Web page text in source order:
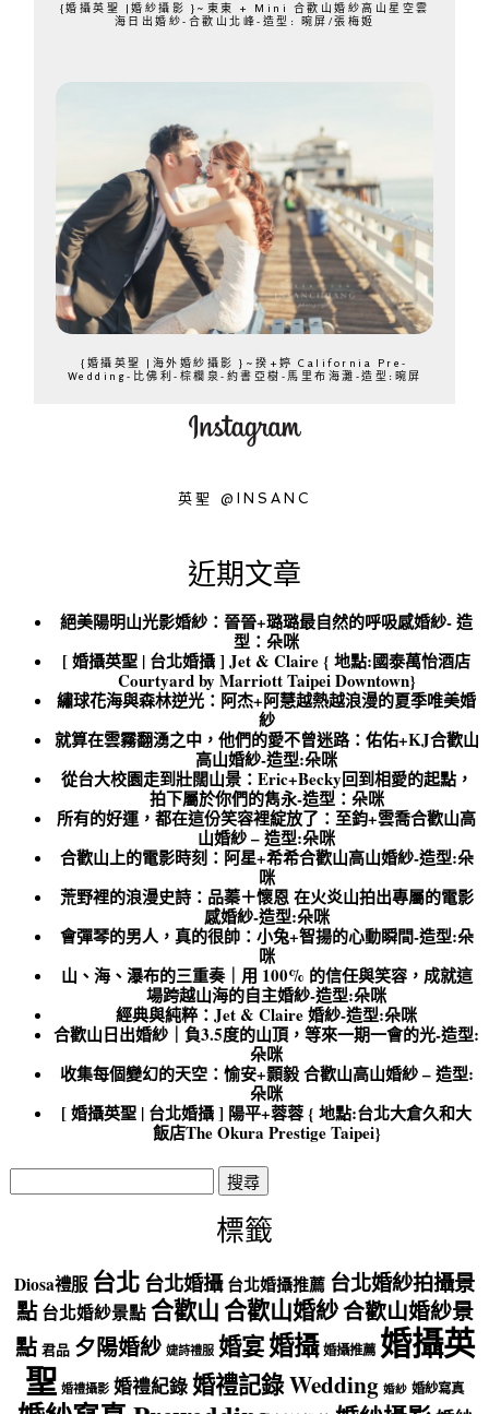
{婚攝英聖 |婚紗攝影 }~東東 + Mini 合歡山婚紗高山星空雲
海日出婚紗-合歡山北峰-造型: 晼屏/張梅姬
{婚攝英聖 |海外婚紗攝影 }~揆+婷 California Pre-
Wedding-比佛利-棕櫚泉-約書亞樹-馬里布海灘-造型:晼屏
英聖 @INSANC
近期文章
絕美陽明山光影婚紗：晉晉+璐璐最自然的呼吸感婚紗- 造
型：朵咪
[ 婚攝英聖 | 台北婚攝 ] Jet & Claire { 地點:國泰萬怡酒店
Courtyard by Marriott Taipei Downtown}
繡球花海與森林逆光：阿杰+阿慧越熱越浪漫的夏季唯美婚
紗
就算在雲霧翻湧之中，他們的愛不曾迷路：佑佑+KJ合歡山
高山婚紗-造型:朵咪
從台大校園走到壯闊山景：Eric+Becky回到相愛的起點，
拍下屬於你們的雋永-造型：朵咪
所有的好運，都在這份笑容裡綻放了：至鈞+雲喬合歡山高
山婚紗 – 造型:朵咪
合歡山上的電影時刻：阿星+希希合歡山高山婚紗-造型:朵
咪
荒野裡的浪漫史詩：品蓁＋懷恩 在火炎山拍出專屬的電影
感婚紗-造型:朵咪
會彈琴的男人，真的很帥：小兔+智揚的心動瞬間-造型:朵
咪
山、海、瀑布的三重奏｜用 100% 的信任與笑容，成就這
場跨越山海的自主婚紗-造型:朵咪
經典與純粹：Jet & Claire 婚紗-造型:朵咪
合歡山日出婚紗｜負3.5度的山頂，等來一期一會的光-造型:
朵咪
收集每個變幻的天空：愉安+顥毅 合歡山高山婚紗 – 造型:
朵咪
[ 婚攝英聖 | 台北婚攝 ] 陽平+蓉蓉 { 地點:台北大倉久和大
飯店The Okura Prestige Taipei}
搜
尋
標籤
Diosa禮服 台北台北婚攝 台北婚攝推薦 台北婚紗拍攝景
點 台北婚紗景點 合歡山合歡山婚紗合歡山婚紗景
點 君品 夕陽婚紗 婕詩禮服 婚宴婚攝 婚攝推薦 婚攝英
聖 婚禮攝影 婚禮紀錄婚禮記錄 Wedding 婚紗 婚紗寫真